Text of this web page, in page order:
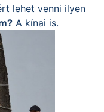
lehet venni ilyen
A kínai is.